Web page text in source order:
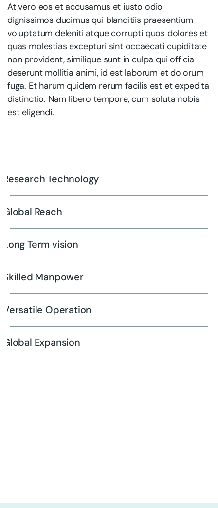
At vero eos et accusamus et iusto odio
dignissimos ducimus qui blanditiis praesentium
voluptatum deleniti atque corrupti quos dolores et
quas molestias excepturi sint occaecati cupiditate
non provident, similique sunt in culpa qui officia
deserunt mollitia animi, id est laborum et dolorum
fuga. Et harum quidem rerum facilis est et expedita
distinctio. Nam libero tempore, cum soluta nobis
est eligendi.
Research Technology
Global Reach
Long Term vision
Skilled Manpower
Versatile Operation
Global Expansion